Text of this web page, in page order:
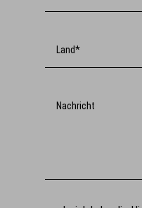
Land*
Nachricht